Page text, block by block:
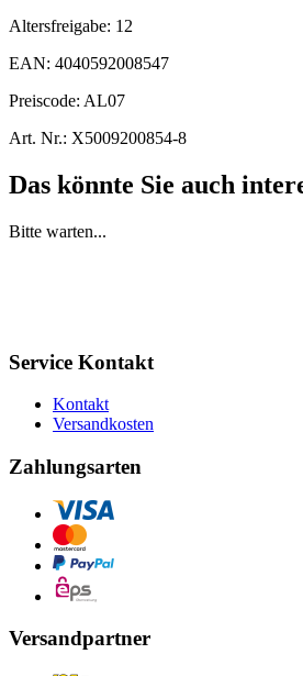
Altersfreigabe: 12
EAN: 4040592008547
Preiscode: AL07
Art. Nr.: X5009200854-8
Das könnte Sie auch
Bitte warten...
Service Kontakt
Kontakt
Versandkosten
Zahlungsarten
Versandpartner